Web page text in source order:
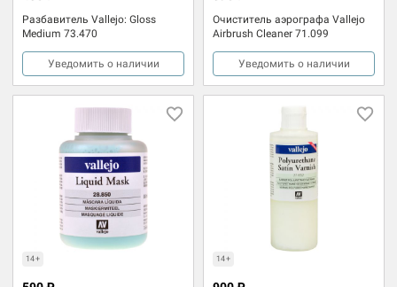
Разбавитель Vallejo: Gloss
Medium 73.470
Уведомить о наличии
Очиститель аэрографа Vallejo
Airbrush Cleaner 71.099
Уведомить о наличии
14+ 14+